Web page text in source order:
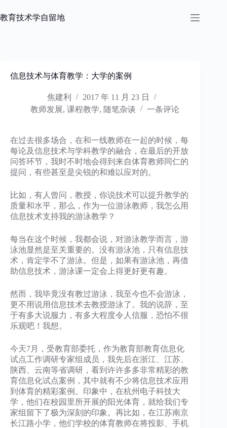
过
教育技术学自留地
信息技术与体育教学：大学的案例
焦建利
2017 年 11 月 23 日
教师发展, 课程教学, 随笔杂谈 一条评论
在过去很多场合，在和一线教师在一起的时候，每
每论及信息技术与学科教学的融合，在最后的开放
问答环节，我时不时地会得到来自体育教师同仁的
提问，有些甚至是尖锐的和难以应对的。
比如，有人曾问，教授，你说技术可以提升教学的
质量和水平，那么，作为一位游泳教师，我怎么用
信息技术支持我的游泳教学？
每当在这个时候，我都会说，对游泳教学而言，游
泳池显然是至关重要的。没有游泳池，只有信息技
术，肯定学不了游泳。但是，如果有游泳池，再借
助信息技术，游泳课一定会上得更好更有趣。
然而，我毕竟没有教过游泳，我至今也不会游泳，
更不用说用信息技术去教授游泳了。我的说辞，至
于有多大说服力，有多大程度令人信服，恐怕不很
乐观吧！我想。
今天7月，受教育部委托，作为教育部教育信息化
试点工作调研专家组成员，我先后在浙江、江苏、
陕西、云南等省调研，看到许许多多非常精彩的教
育信息化试点案例，其中就有不少将信息技术应用
到体育的精彩案例。印象中，在杭州电子科技大
学，他们在校园里所开展的阳光体育，就给我们专
家组留下了极为深刻的印象。再比如，在江苏南京
长江路小学，他们学校的体育教师在将投影、手机